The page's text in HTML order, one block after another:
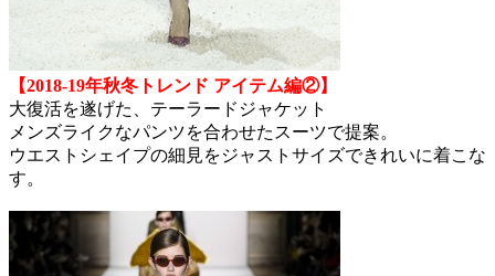
【2018-19年秋冬トレンド アイテム編②】
大復活を遂げた、テーラードジャケット
メンズライクなパンツを合わせたスーツで提案。
ウエストシェイプの細見をジャストサイズできれいに着こな
す。